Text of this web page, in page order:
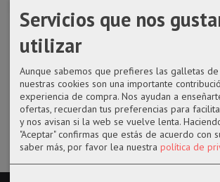
Taza marines
de One Piece
9,95 €
Mochila Harry
18,95 €
Taza de
9,95 €
Servicios que nos
utilizar
Aunque sabemos que prefieres las galletas
nuestras cookies son una importante
experiencia de compra. Nos ayudan a
ofertas, recuerdan tus preferencias para
y nos avisan si la web se vuelve lenta.
"Aceptar" confirmas que estás de acuerdo con
saber más, por favor lea nuestra política de